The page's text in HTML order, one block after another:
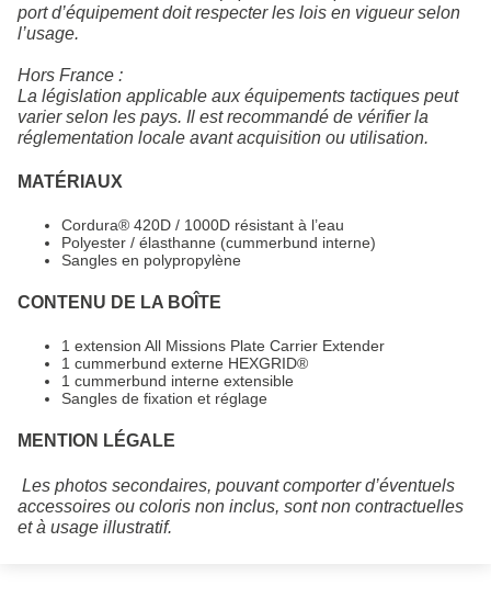
port d’équipement doit respecter les lois en vigueur selon
l’usage.
Hors France :
La législation applicable aux équipements tactiques peut
varier selon les pays. Il est recommandé de vérifier la
réglementation locale avant acquisition ou utilisation.
MATÉRIAUX
Cordura® 420D / 1000D résistant à l’eau
Polyester / élasthanne (cummerbund interne)
Sangles en polypropylène
CONTENU DE LA BOÎTE
1 extension All Missions Plate Carrier Extender
1 cummerbund externe HEXGRID®
1 cummerbund interne extensible
Sangles de fixation et réglage
MENTION LÉGALE
Les photos secondaires, pouvant comporter d’éventuels
accessoires ou coloris non inclus, sont non contractuelles
et à usage illustratif.